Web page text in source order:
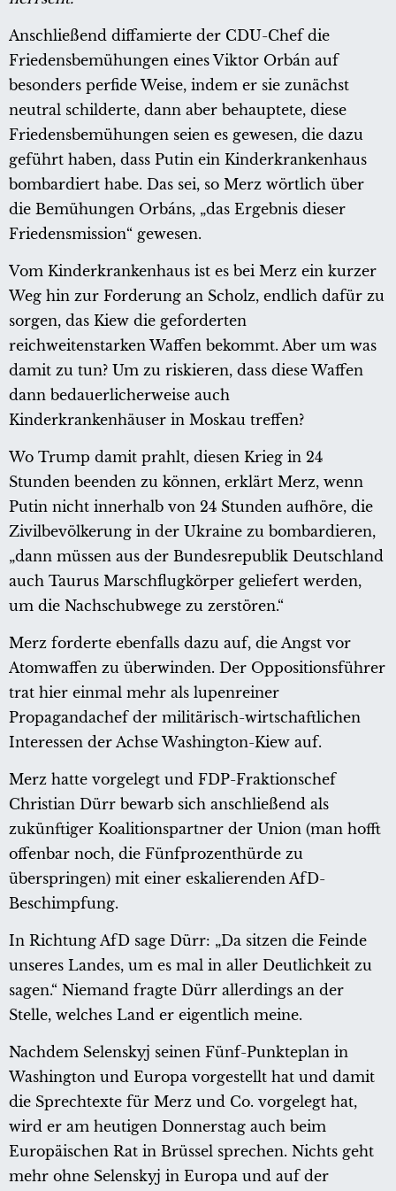
Anschließend diffamierte der CDU-Chef die
Friedensbemühungen eines Viktor Orbán auf
besonders perfide Weise, indem er sie zunächst
neutral schilderte, dann aber behauptete, diese
Friedensbemühungen seien es gewesen, die dazu
geführt haben, dass Putin ein Kinderkrankenhaus
bombardiert habe. Das sei, so Merz wörtlich über
die Bemühungen Orbáns, „das Ergebnis dieser
Friedensmission“ gewesen.
Vom Kinderkrankenhaus ist es bei Merz ein kurzer
Weg hin zur Forderung an Scholz, endlich dafür zu
sorgen, das Kiew die geforderten
reichweitenstarken Waffen bekommt. Aber um was
damit zu tun? Um zu riskieren, dass diese Waffen
dann bedauerlicherweise auch
Kinderkrankenhäuser in Moskau treffen?
Wo Trump damit prahlt, diesen Krieg in 24
Stunden beenden zu können, erklärt Merz, wenn
Putin nicht innerhalb von 24 Stunden aufhöre, die
Zivilbevölkerung in der Ukraine zu bombardieren,
„dann müssen aus der Bundesrepublik Deutschland
auch Taurus Marschflugkörper geliefert werden,
um die Nachschubwege zu zerstören.“
Merz forderte ebenfalls dazu auf, die Angst vor
Atomwaffen zu überwinden. Der Oppositionsführer
trat hier einmal mehr als lupenreiner
Propagandachef der militärisch-wirtschaftlichen
Interessen der Achse Washington-Kiew auf.
Merz hatte vorgelegt und FDP-Fraktionschef
Christian Dürr bewarb sich anschließend als
zukünftiger Koalitionspartner der Union (man hofft
offenbar noch, die Fünfprozenthürde zu
überspringen) mit einer eskalierenden AfD-
Beschimpfung.
In Richtung AfD sage Dürr: „Da sitzen die Feinde
unseres Landes, um es mal in aller Deutlichkeit zu
sagen.“ Niemand fragte Dürr allerdings an der
Stelle, welches Land er eigentlich meine.
Nachdem Selenskyj seinen Fünf-Punkteplan in
Washington und Europa vorgestellt hat und damit
die Sprechtexte für Merz und Co. vorgelegt hat,
wird er am heutigen Donnerstag auch beim
Europäischen Rat in Brüssel sprechen. Nichts geht
mehr ohne Selenskyj in Europa und auf der